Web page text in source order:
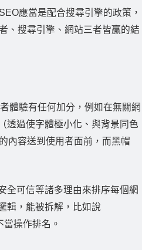
應當是配合搜尋引擎的政策，
、搜尋引擎、網站三者皆贏的結
體驗有任何加分，例如在無關網
透過使字體極小化、與背景同色
內容送到使用者面前，而黑帽
全可信等諸多理由來排序每個網
輯，能被拆解，比如說
操作排名。